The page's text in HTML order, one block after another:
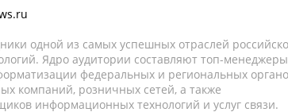
одной из самых успешных отраслей
Ядро аудитории составляют топ-
федеральных и региональных
компаний, розничных сетей, а также
информационных технологий и услуг связи.